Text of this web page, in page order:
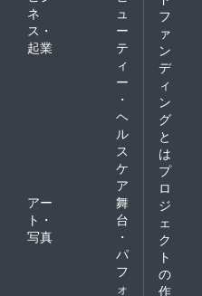
ネ
ス・
起業
ュ
ー
テ
ィ
ー
・
ヘ
ル
ス
ケ
ア
アー
ト・
写真
舞
台
・
パ
フ
ォ
フ
ァ
ン
デ
ィ
ン
グ
と
は
プ
ロ
ジ
ェ
ク
ト
の
作